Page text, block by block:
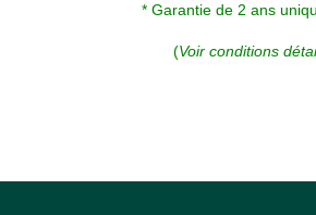
* Garantie de 2 ans
(Voir conditions